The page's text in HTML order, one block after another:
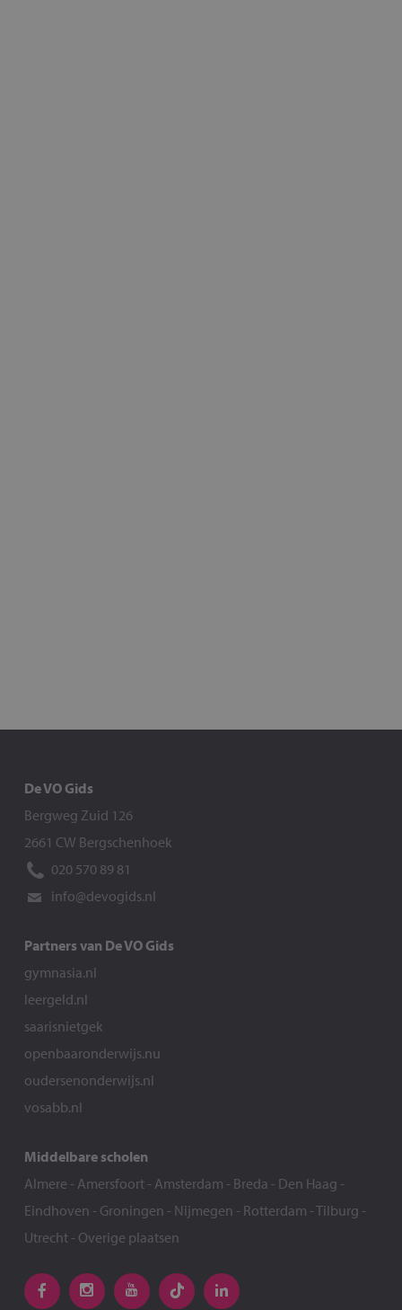
De VO Gids
Bergweg Zuid 126
2661 CW Bergschenhoek
020 570 89 81
info@devogids.nl
Partners van De VO Gids
gymnasia.nl
leergeld.nl
saarisnietgek
openbaaronderwijs.nu
oudersenonderwijs.nl
vosabb.nl
Middelbare scholen
Almere - Amersfoort- Amsterdam - Breda - Den Haag -
Eindhoven - Groningen - Nijmegen - Rotterdam -Tilburg -
Utrecht- Overige plaatsen